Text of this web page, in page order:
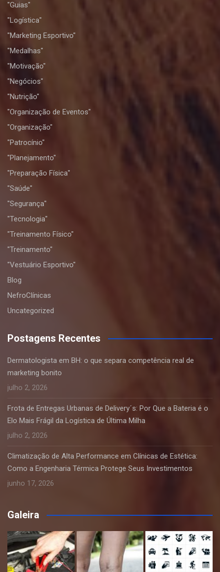
"Guias"
"Logística"
"Marketing Esportivo"
"Medalhas"
"Motivação"
"Negócios"
"Nutrição"
"Organização de Eventos"
"Organização"
"Patrocínio"
"Planejamento"
"Preparação Física"
"Saúde"
"Segurança"
"Tecnologia"
"Treinamento Físico"
"Treinamento"
"Vestuário Esportivo"
Blog
NefroClínicas
Uncategorized
Postagens Recentes
Dermatologista em BH: o que separa competência real de
marketing bonito
julho 2, 2026
Frota de Entregas Urbanas de Delivery´s: Por Que a Bateria é o
Elo Mais Frágil da Logística de Última Milha
julho 2, 2026
Climatização de Alta Performance em Clínicas de Estética:
Como a Engenharia Térmica Protege Seus Investimentos
junho 17, 2026
Galeira